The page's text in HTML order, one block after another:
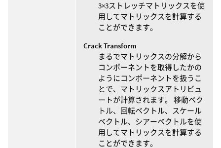
3×3ストレッチマトリックスを使
用してマトリックスを計算する
ことができます。
Crack Transform
まるでマトリックスの分解から
コンポーネントを取得したかの
ようにコンポーネントを扱うこ
とで、マトリックスアトリビュ
ートが計算されます。 移動ベク
トル、回転ベクトル、スケール
ベクトル、シアーベクトルを使
用してマトリックスを計算する
ことができます。